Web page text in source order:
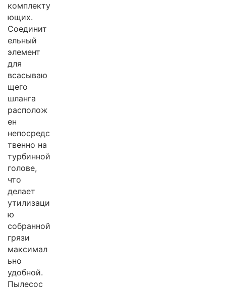
комплекту
ющих.
Соединит
ельный
элемент
для
всасываю
щего
шланга
располож
ен
непосредс
твенно на
турбинной
голове,
что
делает
утилизаци
ю
собранной
грязи
максимал
ьно
удобной.
Пылесос